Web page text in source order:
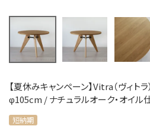
【夏休みキャンペーン】Vitra（ヴィト
φ105cm / ナチュラルオーク・オイル
短納期